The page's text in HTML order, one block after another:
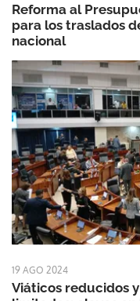
Reforma al
para los traslados
nacional
19 AGO 2024
Viáticos reducidos